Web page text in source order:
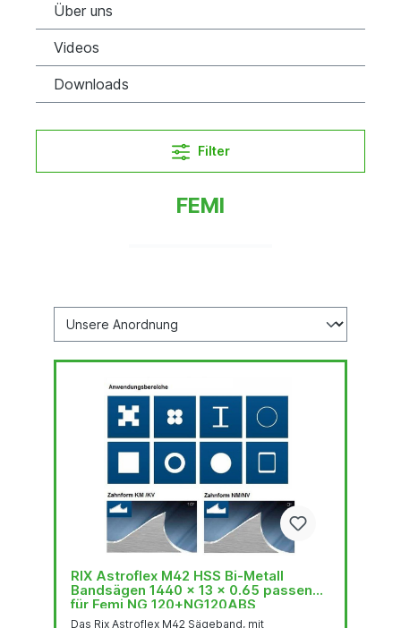
Über uns
Videos
Downloads
Filter
FEMI
RIX Astroflex M42 HSS Bi-Metall
Bandsägen 1440 x 13 x 0.65 passend
für Femi NG 120+NG120ABS
Das Rix Astroflex M42 Sägeband, mit